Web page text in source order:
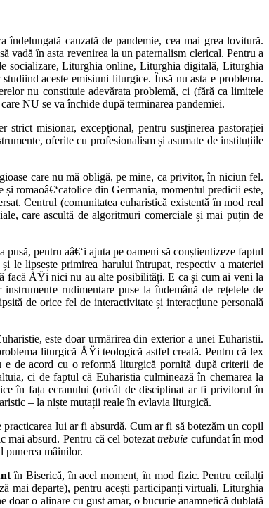
cauzată de pandemie, cea mai grea lovitură.
vadă în asta revenirea la un paternalism clerical. Pentru a
socializare, Liturghia online, Liturghia digitală, Liturghia
aceste emisiuni liturgice. Însă nu asta e problema.
nu constituie adevărata problemă, ci (fără ca limitele
NU se va închide după terminarea pandemiei.
misionar, excepțional, pentru susținerea pastorației
oferite cu profesionalism și asumate de instituțiile
care nu mă obligă, pe mine, ca privitor, în niciun fel.
romaoâ€‘catolice din Germania, momentul predicii este,
Centrul (comunitatea euharistică existentă în mod real
care ascultă de algoritmuri comerciale și mai puțin de
pentru aâ€‘i ajuta pe oameni să conștientizeze faptul
le lipsește primirea harului întrupat, respectiv a materiei
facă ÅŸi nici nu au alte posibilități. E ca și cum ai veni la
rudimentare puse la îndemână de rețelele de
de orice fel de interactivitate și interacțiune personală
este doar urmărirea din exterior a unei Euharistii.
liturgică ÅŸi teologică astfel creată. Pentru că lex
de acord cu o reformă liturgică pornită după criterii de
ci de faptul că Euharistia culminează în chemarea la
în fața ecranului (oricât de disciplinat ar fi privitorul în
– la niște mutații reale în evlavia liturgică.
lui ar fi absurdă. Cum ar fi să botezăm un copil
mai absurd. Pentru că cel botezattrebuie cufundat în mod
punerea mâinilor.
în Biserică, în acel moment, în mod fizic. Pentru ceilalți
mai departe), pentru acești participanți virtuali, Liturghia
o alinare cu gust amar, o bucurie anamnetică dublată